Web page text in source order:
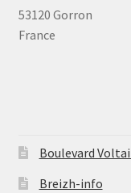
53120 Gorron
France
Boulevard
Breizh-info